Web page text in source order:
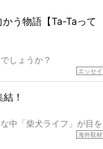
う物語【Ta-Taって
しょうか？
ら、そういった側面はあ
りにくい、とは言えない
はそのためにやるべきこ
犬とその家族のお話。
エッセイ
！
中「柴犬ライフ」が目を
にオフ会まで開催されて
海外取材